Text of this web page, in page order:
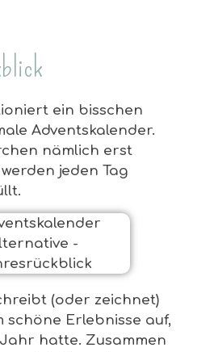
ein bisschen
Adventskalender.
nämlich erst
jeden Tag
(oder zeichnet)
schöne Erlebnisse auf,
hatte. Zusammen